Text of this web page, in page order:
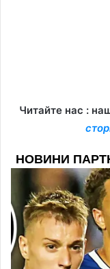
Читайте нас :